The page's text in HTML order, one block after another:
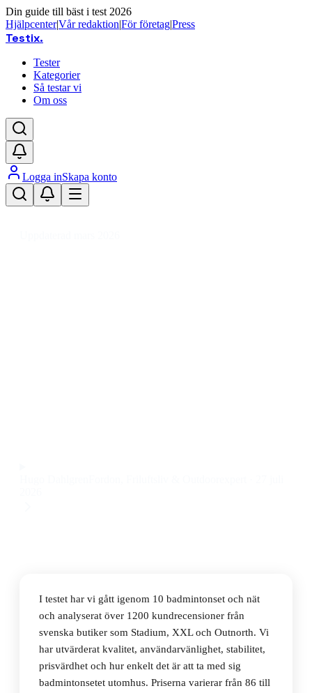
Din guide till bäst i test 2026
Hjälpcenter|Vår redaktion|För företag|Press
Testix.
Tester
Kategorier
Så testar vi
Om oss
Logga inSkapa konto
I testet har vi gått igenom 10 badmintonset och nät
och analyserat över 1200 kundrecensioner från
svenska butiker som Stadium, XXL och Outnorth. Vi
har utvärderat kvalitet, användarvänlighet, stabilitet,
prisvärdhet och hur enkelt det är att ta med sig
badmintonsetet utomhus. Priserna varierar från 86 till